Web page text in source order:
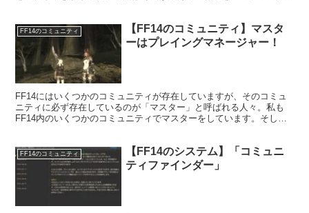
FF14のコミュニティ
【FF14のコミュニティ】マスタ
ーはプレイングマネージャー！
FF14にはいくつかのコミュニティが存在していますが、そのコミュ
ニティに必ず存在しているのが「マスター」と呼ばれる人々。私も
FF14内のいくつかのコミュニティでマスターをしています。そして
FF14のコミュニティ
【FF14のシステム】「コミュニ
ティファインダー」